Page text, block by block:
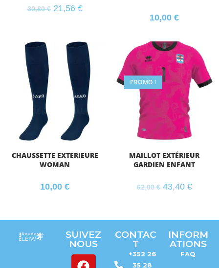
30,80€ 21,56 €
10,00 €
CHAUSSETTE EXTERIEURE
WOMAN
10,00 €
PROMO !
MAILLOT EXTÉRIEUR
GARDIEN ENFANT
62,00€ 43,40 €
SUIVEZ
NOUS
CONTAC
T
+352 26
35 28
INFORM
ATIONS
FAQ